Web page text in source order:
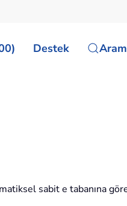
Destek
sabit e tabanına